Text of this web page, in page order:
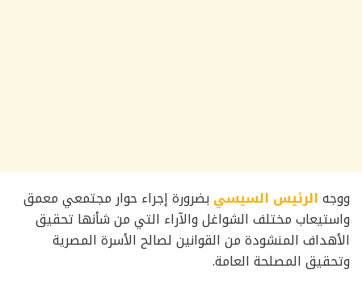
ووجهالرئيس السيسي بضرورة إجراء حوار مجتمعي معمق
واستيعاب مختلف الشواغل والآراء التي من شأنها تحقيق
الأهداف المنشودة من القوانين لصالح الأسرة المصرية
وتحقيق المصلحة العامة.